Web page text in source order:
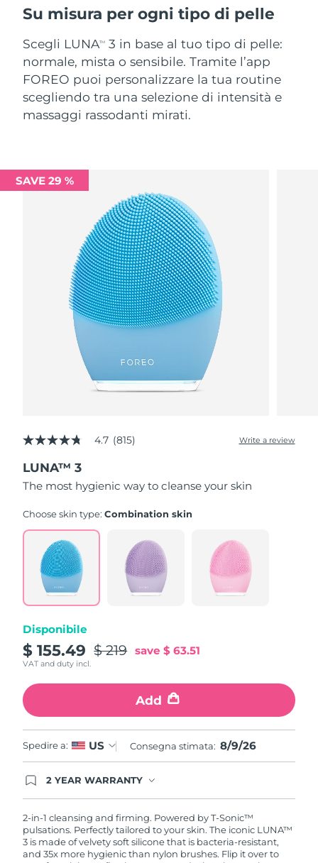
Su misura per ogni tipo di pelle
Scegli LUNATM
3 in base al tuo tipo di pelle:
normale, mista o sensibile. Tramite l’app
FOREO puoi personalizzare la tua routine
scegliendo tra una selezione di intensità e
massaggi rassodanti mirati.
SAVE 29 %
4.7
of
5
stars,
rating
Read
Reviews.
Same
page
link.
4.7 (815) Write a review
LUNA™ 3
The most hygienic way to cleanse your skin
Choose skin type:Combination skin
Disponibile
$ 155.49 $ 219 save $ 63.51
VAT and duty incl.
Add
Spedire a: US Consegna stimata: 8/9/26
2 YEAR WARRANTY
issues within 2-year of purchase, FOREO will
replace your product free of charge.
2-in-1 cleansing and firming. Powered by T-Sonic™
pulsations. Perfectly tailored to your skin. The iconic LUNA™
3 is made of velvety soft silicone that is bacteria-resistant,
and 35x more hygienic than nylon brushes. Flip it over to